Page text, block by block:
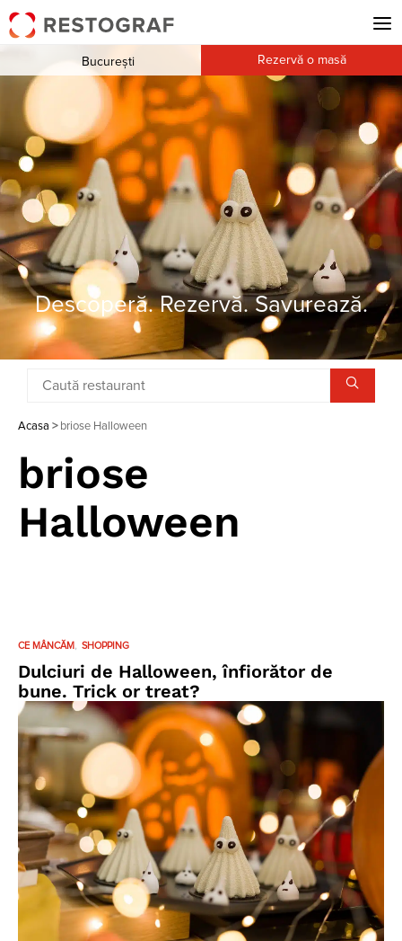
Descoperă. Rezervă. Savurează.
București Rezervă o masă
Acasa > briose Halloween
briose
Halloween
CE MÂNCĂM SHOPPING
Dulciuri de Halloween, înfiorător de
bune. Trick or treat?